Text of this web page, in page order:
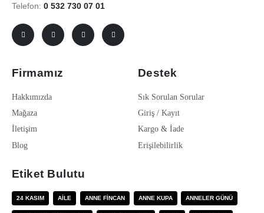
Telefon: 0 532 730 07 01
Firmamız
Hakkımızda
Mağaza
İletişim
Blog
Destek
Sık Sorulan Sorular
Giriş / Kayıt
Kargo & İade
Erişilebilirlik
Etiket Bulutu
24 KASIM AILE ANNE FINCAN ANNE KUPA ANNELER GÜNÜ